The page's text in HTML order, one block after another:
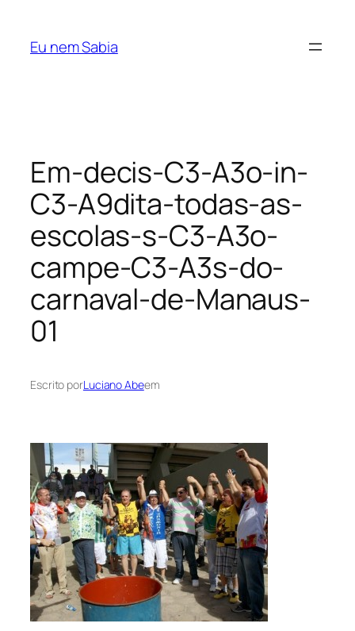
Eu nem Sabia
Em-decis-C3-A3o-in-
C3-A9dita-todas-as-
escolas-s-C3-A3o-
campe-C3-A3s-do-
carnaval-de-Manaus-
01
Escrito porLuciano Abeem